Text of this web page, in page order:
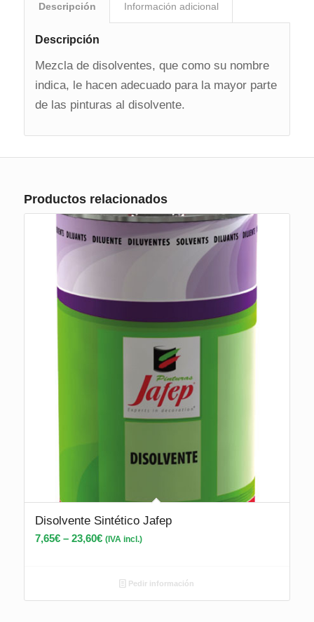
Descripción Información adicional
Descripción
Mezcla de disolventes, que como su nombre
indica, le hacen adecuado para la mayor parte
de las pinturas al disolvente.
Productos relacionados
Disolvente Sintético Jafep
7,65€– 23,60€ (IVA incl.)
Pedir información